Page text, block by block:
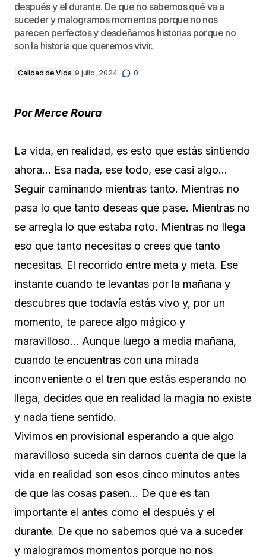
después y el durante. De que no sabemos qué va a
suceder y malogramos momentos porque no nos
parecen perfectos y desdeñamos historias porque no
son la historia que queremos vivir.
Calidad de Vida 9 julio, 2024 0
Por Merce Roura
La vida, en realidad, es esto que estás sintiendo
ahora… Esa nada, ese todo, ese casi algo…
Seguir caminando mientras tanto. Mientras no
pasa lo que tanto deseas que pase. Mientras no
se arregla lo que estaba roto. Mientras no llega
eso que tanto necesitas o crees que tanto
necesitas. El recorrido entre meta y meta. Ese
instante cuando te levantas por la mañana y
descubres que todavía estás vivo y, por un
momento, te parece algo mágico y
maravilloso… Aunque luego a media mañana,
cuando te encuentras con una mirada
inconveniente o el tren que estás esperando no
llega, decides que en realidad la magia no existe
y nada tiene sentido.
Vivimos en provisional esperando a que algo
maravilloso suceda sin darnos cuenta de que la
vida en realidad son esos cinco minutos antes
de que las cosas pasen… De que es tan
importante el antes como el después y el
durante. De que no sabemos qué va a suceder
y malogramos momentos porque no nos